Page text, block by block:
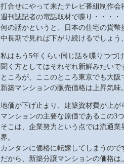
打合せにやって来たテレビ番組制作会
週刊誌記者の電話取材で喋り・・・・
何の話かというと、日本の住宅の貨幣
中長期で見れば下がり続けるでしょう
私はもう5年くらい同じ話を喋りつづ
聞く方としてはそれぞれ新鮮みたいで
ところが、ここのところ東京でも大阪
新築マンションの販売価格は上昇気味。
地価が下げ止まり、建築資材費が上が
マンションの主要な原価であるこの3
そこは、企業努力という点では流通
界。
カンタンに価格に転嫁してしまうので
だから、新築分譲マンションの価格は